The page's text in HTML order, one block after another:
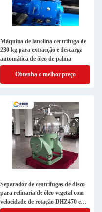
Máquina de lanolina centrífuga de
230 kg para extracção e descarga
automática de óleo de palma
Obtenha o melhor preço
Separador de centrífugas de disco
para refinaria de óleo vegetal com
velocidade de rotação DHZ470 e
7070